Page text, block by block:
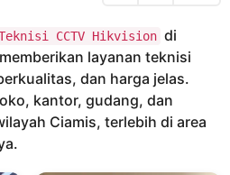
CCTV Hikvision di
layanan teknisi
dan harga jelas.
kantor, gudang, dan
Ciamis, terlebih di area